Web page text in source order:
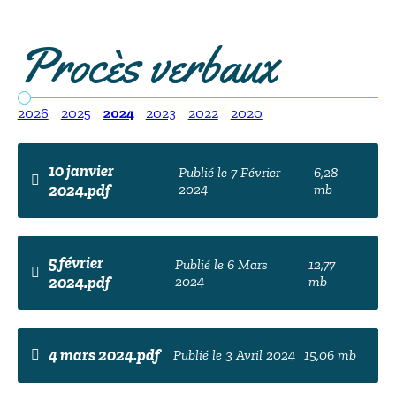
Procès verbaux
2026 2025 2024 2023 2022 2020
10 janvier
2024.pdf
Publié le 7 Février
2024
6,28
mb
5 février
2024.pdf
Publié le 6 Mars
2024
12,77
mb
4 mars 2024.pdf Publié le 3 Avril 2024 15,06 mb